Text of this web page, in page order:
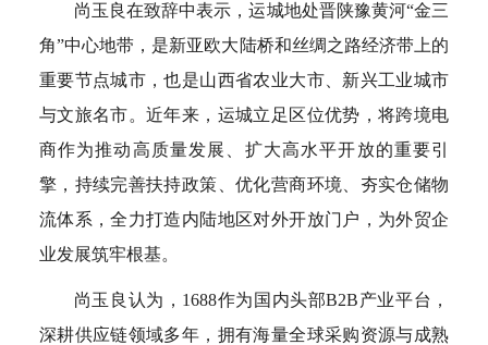
尚玉良在致辞中表示，运城地处晋陕豫黄河“金三
角”中心地带，是新亚欧大陆桥和丝绸之路经济带上的
重要节点城市，也是山西省农业大市、新兴工业城市
与文旅名市。近年来，运城立足区位优势，将跨境电
商作为推动高质量发展、扩大高水平开放的重要引
擎，持续完善扶持政策、优化营商环境、夯实仓储物
流体系，全力打造内陆地区对外开放门户，为外贸企
业发展筑牢根基。
尚玉良认为，1688作为国内头部B2B产业平台，
深耕供应链领域多年，拥有海量全球采购资源与成熟